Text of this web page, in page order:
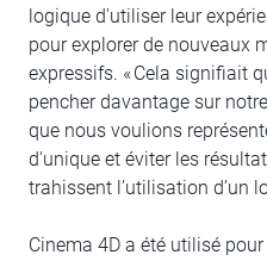
logique d'utiliser leur
pour explorer de nouveaux
expressifs. « Cela signifiait
pencher davantage sur
que nous voulions
d'unique et éviter les
trahissent l’utilisation d’un
Cinema 4D a été utilisé